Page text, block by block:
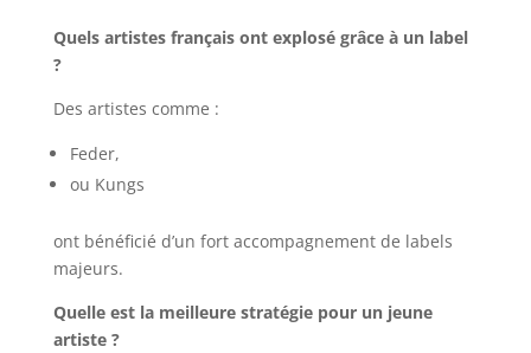
Quels artistes français ont explosé grâce à un label
?
Des artistes comme :
Feder,
ou Kungs
ont bénéficié d’un fort accompagnement de labels
majeurs.
Quelle est la meilleure stratégie pour un jeune
artiste ?